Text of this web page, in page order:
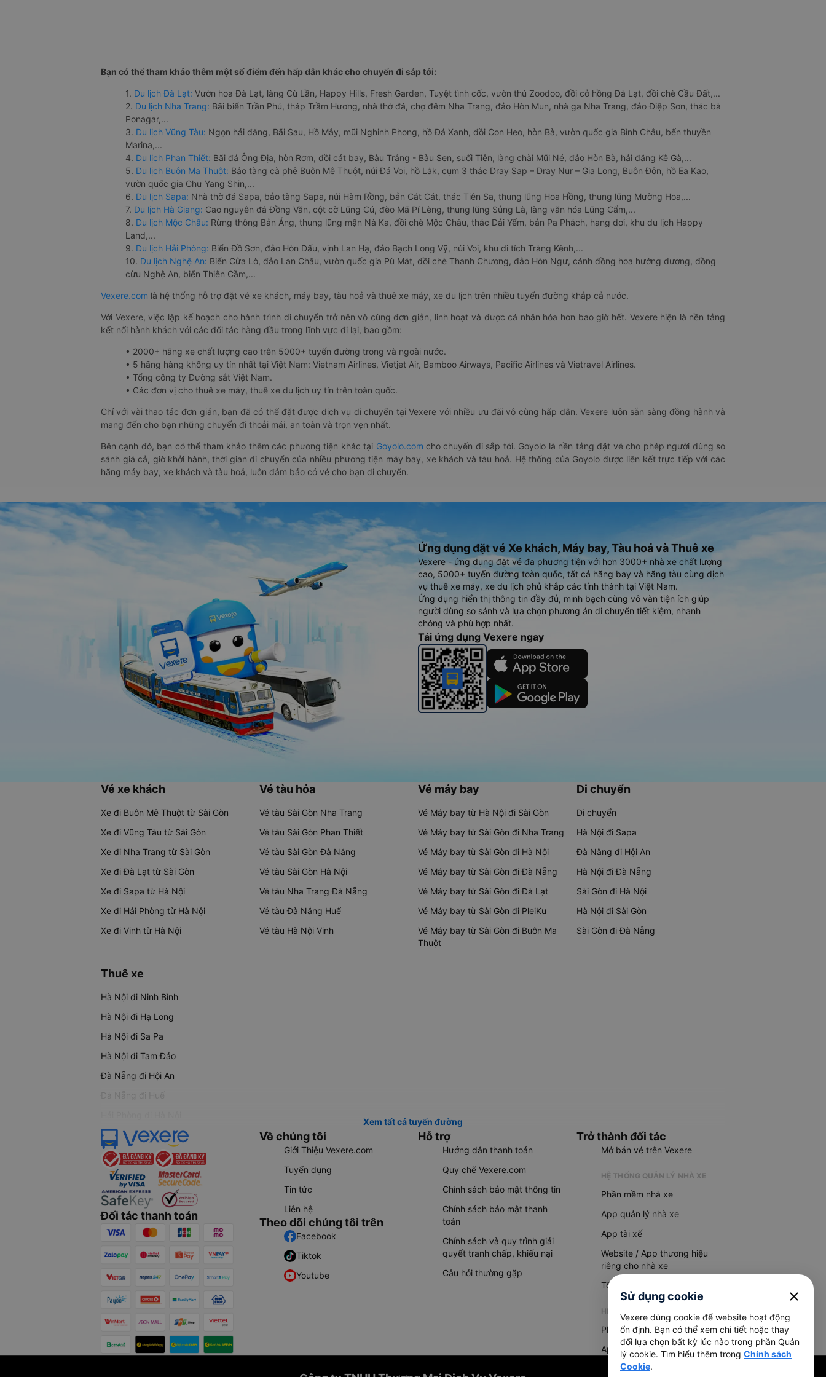
Bạn có thể tham khảo thêm một số điểm đến hấp dẫn khác cho chuyến đi sắp tới:
1. Du lịch Đà Lạt: Vườn hoa Đà Lạt, làng Cù Lần, Happy Hills, Fresh Garden, Tuyệt tình cốc, vườn thú Zoodoo, đồi cỏ hồng Đà Lạt, đồi chè Cầu Đất,...
2. Du lịch Nha Trang: Bãi biển Trần Phú, tháp Trầm Hương, nhà thờ đá, chợ đêm Nha Trang, đảo Hòn Mun, nhà ga Nha Trang, đảo Điệp Sơn, thác bà
Ponagar,...
3. Du lịch Vũng Tàu: Ngọn hải đăng, Bãi Sau, Hồ Mây, mũi Nghinh Phong, hồ Đá Xanh, đồi Con Heo, hòn Bà, vườn quốc gia Bình Châu, bến thuyền
Marina,...
4. Du lịch Phan Thiết: Bãi đá Ông Địa, hòn Rơm, đồi cát bay, Bàu Trắng - Bàu Sen, suối Tiên, làng chài Mũi Né, đảo Hòn Bà, hải đăng Kê Gà,...
5. Du lịch Buôn Ma Thuột: Bảo tàng cà phê Buôn Mê Thuột, núi Đá Voi, hồ Lắk, cụm 3 thác Dray Sap – Dray Nur – Gia Long, Buôn Đôn, hồ Ea Kao,
vườn quốc gia Chư Yang Shin,...
6. Du lịch Sapa: Nhà thờ đá Sapa, bảo tàng Sapa, núi Hàm Rồng, bản Cát Cát, thác Tiên Sa, thung lũng Hoa Hồng, thung lũng Mường Hoa,...
7. Du lịch Hà Giang: Cao nguyên đá Đồng Văn, cột cờ Lũng Cú, đèo Mã Pí Lèng, thung lũng Sủng Là, làng văn hóa Lũng Cẩm,...
8. Du lịch Mộc Châu: Rừng thông Bản Áng, thung lũng mận Nà Ka, đồi chè Mộc Châu, thác Dải Yếm, bản Pa Phách, hang dơi, khu du lịch Happy
Land,...
9. Du lịch Hải Phòng: Biển Đồ Sơn, đảo Hòn Dấu, vịnh Lan Hạ, đảo Bạch Long Vỹ, núi Voi, khu di tích Tràng Kênh,...
10. Du lịch Nghệ An: Biển Cửa Lò, đảo Lan Châu, vườn quốc gia Pù Mát, đồi chè Thanh Chương, đảo Hòn Ngư, cánh đồng hoa hướng dương, đồng
cừu Nghệ An, biển Thiên Cầm,...
Vexere.com là hệ thống hỗ trợ đặt vé xe khách, máy bay, tàu hoả và thuê xe máy, xe du lịch trên nhiều tuyến đường khắp cả nước.
Với Vexere, việc lập kế hoạch cho hành trình di chuyển trở nên vô cùng đơn giản, linh hoạt và được cá nhân hóa hơn bao giờ hết. Vexere hiện là nền tảng
kết nối hành khách với các đối tác hàng đầu trong lĩnh vực đi lại, bao gồm:
• 2000+ hãng xe chất lượng cao trên 5000+ tuyến đường trong và ngoài nước.
• 5 hãng hàng không uy tín nhất tại Việt Nam: Vietnam Airlines, Vietjet Air, Bamboo Airways, Pacific Airlines và Vietravel Airlines.
• Tổng công ty Đường sắt Việt Nam.
• Các đơn vị cho thuê xe máy, thuê xe du lịch uy tín trên toàn quốc.
Chỉ với vài thao tác đơn giản, bạn đã có thể đặt được dịch vụ di chuyển tại Vexere với nhiều ưu đãi vô cùng hấp dẫn. Vexere luôn sẵn sàng đồng hành và
mang đến cho bạn những chuyến đi thoải mái, an toàn và trọn vẹn nhất.
Bên cạnh đó, bạn có thể tham khảo thêm các phương tiện khác tại Goyolo.com cho chuyến đi sắp tới. Goyolo là nền tảng đặt vé cho phép người dùng so
sánh giá cả, giờ khởi hành, thời gian di chuyển của nhiều phương tiện máy bay, xe khách và tàu hoả. Hệ thống của Goyolo được liên kết trực tiếp với các
hãng máy bay, xe khách và tàu hoả, luôn đảm bảo có vé cho bạn di chuyển.
Ứng dụng đặt vé Xe khách, Máy bay, Tàu hoả và Thuê xe
Vexere - ứng dụng đặt vé đa phương tiện với hơn 3000+ nhà xe chất lượng
cao, 5000+ tuyến đường toàn quốc, tất cả hãng bay và hãng tàu cùng dịch
vụ thuê xe máy, xe du lịch phủ khắp các tỉnh thành tại Việt Nam.
Ứng dụng hiển thị thông tin đầy đủ, minh bạch cùng vô vàn tiện ích giúp
người dùng so sánh và lựa chọn phương án di chuyển tiết kiệm, nhanh
chóng và phù hợp nhất.
Tải ứng dụng Vexere ngay
Vé xe khách
Xe đi Buôn Mê Thuột từ Sài Gòn
Xe đi Vũng Tàu từ Sài Gòn
Xe đi Nha Trang từ Sài Gòn
Xe đi Đà Lạt từ Sài Gòn
Xe đi Sapa từ Hà Nội
Xe đi Hải Phòng từ Hà Nội
Xe đi Vinh từ Hà Nội
Vé tàu hỏa
Vé tàu Sài Gòn Nha Trang
Vé tàu Sài Gòn Phan Thiết
Vé tàu Sài Gòn Đà Nẵng
Vé tàu Sài Gòn Hà Nội
Vé tàu Nha Trang Đà Nẵng
Vé tàu Đà Nẵng Huế
Vé tàu Hà Nội Vinh
Vé máy bay
Vé Máy bay từ Hà Nội đi Sài Gòn
Vé Máy bay từ Sài Gòn đi Nha Trang
Vé Máy bay từ Sài Gòn đi Hà Nội
Vé Máy bay từ Sài Gòn đi Đà Nẵng
Vé Máy bay từ Sài Gòn đi Đà Lạt
Vé Máy bay từ Sài Gòn đi PleiKu
Vé Máy bay từ Sài Gòn đi Buôn Ma
Thuột
Di chuyển
Di chuyển
Hà Nội đi Sapa
Đà Nẵng đi Hội An
Hà Nội đi Đà Nẵng
Sài Gòn đi Hà Nội
Hà Nội đi Sài Gòn
Sài Gòn đi Đà Nẵng
Thuê xe
Hà Nội đi Ninh Bình
Hà Nội đi Hạ Long
Hà Nội đi Sa Pa
Hà Nội đi Tam Đảo
Đà Nẵng đi Hội An
Đà Nẵng đi Huế
Xem tất cả tuyến đường
Đối tác thanh toán
Về chúng tôi
Giới Thiệu Vexere.com
Tuyển dụng
Tin tức
Liên hệ
Theo dõi chúng tôi trên
Facebook
Tiktok
Youtube
Hỗ trợ
Hướng dẫn thanh toán
Quy chế Vexere.com
Chính sách bảo mật thông tin
Chính sách bảo mật thanh
toán
Chính sách và quy trình giải
quyết tranh chấp, khiếu nại
Câu hỏi thường gặp
Trở thành đối tác
Mở bán vé trên Vexere
HỆ THỐNG QUẢN LÝ NHÀ XE
Phần mềm nhà xe
App quản lý nhà xe
App tài xế
Website / App thương hiệu
riêng cho nhà xe
Tổng đài AI
HỆ THỐNG QUẢN LÝ HÀNG HOÁ
Phần mềm quản lý hàng hoá
App quản lý hàng hoá
Sử dụng cookie close
Vexere dùng cookie để website hoạt động
ổn định. Bạn có thể xem chi tiết hoặc thay
đổi lựa chọn bất kỳ lúc nào trong phần Quản
lý cookie. Tìm hiểu thêm trong Chính sách
Cookie.